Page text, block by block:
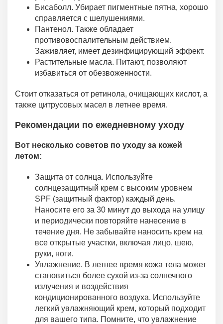
Бисаболл. Убирает пигментные пятна, хорошо
справляется с шелушениями.
Пантенол. Также обладает
противовоспалительным действием.
Заживляет, имеет дезинфицирующий эффект.
Растительные масла. Питают, позволяют
избавиться от обезвоженности.
Стоит отказаться от ретинола, очищающих кислот, а
также цитрусовых масел в летнее время.
Рекомендации по ежедневному уходу
Вот несколько советов по уходу за кожей
летом:
Защита от солнца. Используйте
солнцезащитный крем с высоким уровнем
SPF (защитный фактор) каждый день.
Наносите его за 30 минут до выхода на улицу
и периодически повторяйте нанесение в
течение дня. Не забывайте наносить крем на
все открытые участки, включая лицо, шею,
руки, ноги.
Увлажнение. В летнее время кожа тела может
становиться более сухой из-за солнечного
излучения и воздействия
кондиционированного воздуха. Используйте
легкий увлажняющий крем, который подходит
для вашего типа. Помните, что увлажнение